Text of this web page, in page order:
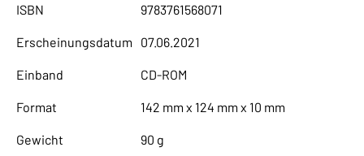
ISBN 9783761568071
Erscheinungsdatum 07.06.2021
Einband CD-ROM
Format 142 mm x 124 mm x 10 mm
Gewicht 90 g